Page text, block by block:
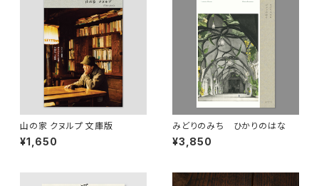
山の家 クヌルプ 文庫版
¥1,650
みどりのみち ひかりのはな
¥3,850